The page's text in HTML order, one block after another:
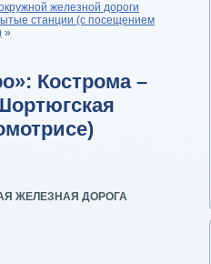
железной дороги
станции (с посещением
»
Кострома –
ЖЕЛЕЗНАЯ ДОРОГА